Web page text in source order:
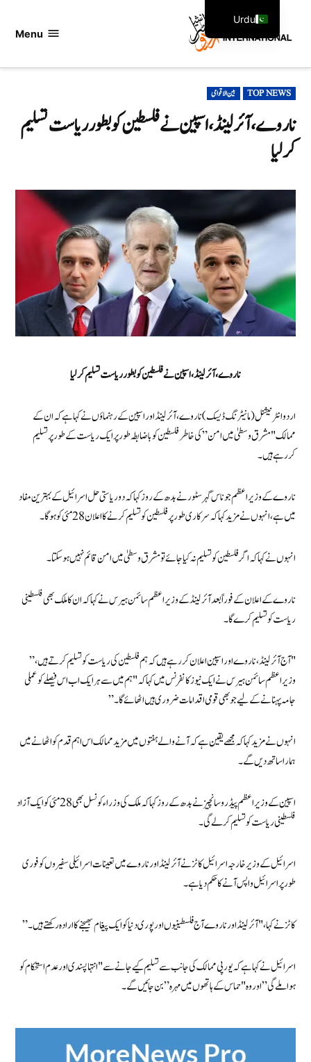
Menu
POSTED
IN
TOP NEWS بین الاقوامی
ناروے، آئرلینڈ، اسپین نے فلسطین کو بطور ریاست تسلیم
کر لیا
ناروے، آئرلینڈ، اسپین نے فلسطین کو بطور ریاست تسلیم کر لیا
اردو انٹرنیشنل (مانیٹرنگ ڈیسک) ناروے، آئرلینڈ اور اسپین کے رہنماؤں نے کہا ہے کہ ان کے
ممالک "مشرق وسطیٰ میں امن” کی خاطر فلسطین کو باضابطہ طور پر ایک ریاست کے طور پر تسلیم
کررہے ہیں۔
ناروے کے وزیر اعظم جوناس گہر سٹور نے بدھ کے روز کہا کہ دو ریاستی حل اسرائیل کے بہترین مفاد
میں ہے، انہوں نے مزید کہا کہ سرکاری طور پر فلسطین کو تسلیم کرنے کا اعلان 28 مئی کو ہو گا۔
انہوں نے کہا کہ اگر فلسطین کو تسلیم نہ کیا جائے تو مشرق وسطیٰ میں امن قائم نہیں ہو سکتا۔
ناروے کے اعلان کے فوراً بعد آئرلینڈ کے وزیر اعظم سائمن ہیرس نے کہا کہ ان کا ملک بھی فلسطینی
ریاست کو تسلیم کرے گا۔
"آج آئرلینڈ، ناروے اور اسپین اعلان کر رہے ہیں کہ ہم فلسطین کی ریاست کو تسلیم کرتے ہیں،”
وزیر اعظم سائمن ہیرس نے ایک نیوز کانفرنس میں کہا کہ "ہم میں سے ہر ایک اب اس فیصلے کو عملی
جامہ پہنانے کے لیے جو بھی قومی اقدامات ضروری ہیں اٹھائے گا۔”
انہوں نے مزید کہا کہ مجھے یقین ہے کہ آنے والے ہفتوں میں مزید ممالک اس اہم قدم کو اٹھانے میں
ہمارا ساتھ دیں گے۔
اسپین کے وزیر اعظم پیڈرو سانچیز نے بدھ کے روز کہا کہ ملک کی وزراء کونسل بھی 28 مئی کو ایک آزاد
فلسطینی ریاست کو تسلیم کر لے گی۔
اسرائیل کے وزیر خارجہ اسرائیل کاٹز نے آئرلینڈ اور ناروے میں تعینات اسرائیلی سفیروں کو فوری
طور پر اسرائیل واپس آنے کا حکم دیا ہے۔
کاٹز نے کہا، "آئرلینڈ اور ناروے آج فلسطینیوں اور پوری دنیا کو ایک پیغام بھیجنے کا ارادہ رکھتے ہیں۔”
اسرائیل نے کہا ہے کہ یورپی ممالک کی جانب سے تسلیم کیے جانے سے "انتہا پسندی اور عدم استحکام کو
ہوا ملے گی” اور وہ "حماس کے ہاتھوں میں مہرہ” بن جائیں گے۔
Urdu
English